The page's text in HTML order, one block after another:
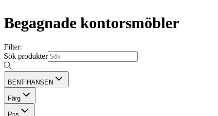
Begagnade kontorsmöbler
Filter:
Sök produkter
BENT HANSEN
Färg
Pris